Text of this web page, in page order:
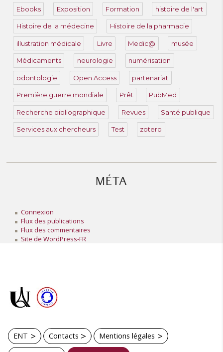
Ebooks Exposition Formation histoire de l'art
Histoire de la médecine Histoire de la pharmacie
illustration médicale Livre Medic@ musée
Médicaments neurologie numérisation
odontologie Open Access partenariat
Première guerre mondiale Prêt PubMed
Recherche bibliographique Revues Santé publique
Services aux chercheurs Test zotero
MÉTA
Connexion
Flux des publications
Flux des commentaires
Site de WordPress-FR
ENT Contacts
Mentions légales